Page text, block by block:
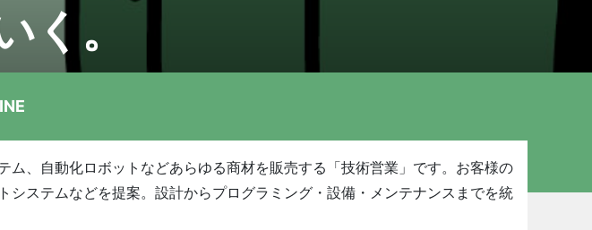
く。
、自動化ロボットなどあらゆる商材を販売する「技術営業」です。お客様の
ステムなどを提案。設計からプログラミング・設備・メンテナンスまでを統